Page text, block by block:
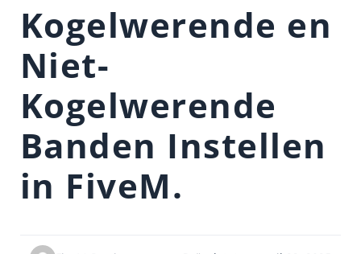
Kogelwerende en
Niet-
Kogelwerende
Banden Instellen
in FiveM.